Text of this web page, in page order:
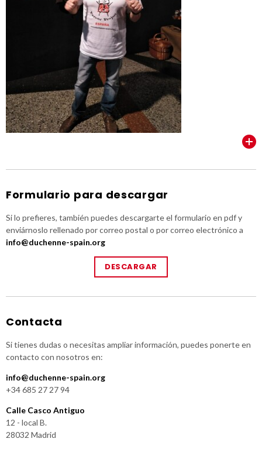
Formulario para descargar
Si lo prefieres, también puedes descargarte el formulario en pdf y
enviárnoslo rellenado por correo postal o por correo electrónico a
info@duchenne-spain.org
DESCARGAR
Contacta
Si tienes dudas o necesitas ampliar información, puedes ponerte en
contacto con nosotros en:
info@duchenne-spain.org
+34 685 27 27 94
Calle Casco Antiguo
12 - local B.
28032 Madrid